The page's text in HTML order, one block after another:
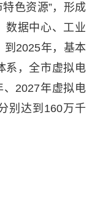
色资源”，形成
数据中心、工业
到2025年，基本
系，全市虚拟电
、2027年虚拟电
别达到160万千